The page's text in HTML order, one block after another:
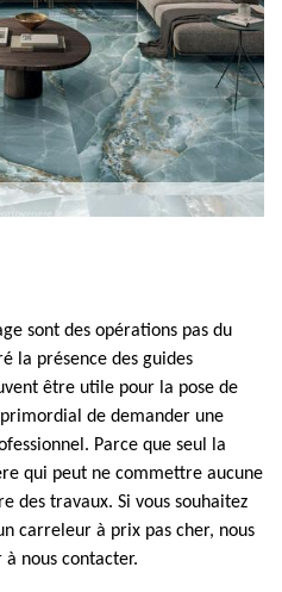
sont des opérations pas du
la présence des guides
être utile pour la pose de
de demander une
Parce que seul la
qui peut ne commettre aucune
des travaux. Si vous souhaitez
carreleur à prix pas cher, nous
nous contacter.